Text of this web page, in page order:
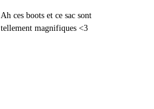
Ah ces boots et ce sac sont
tellement magnifiques <3